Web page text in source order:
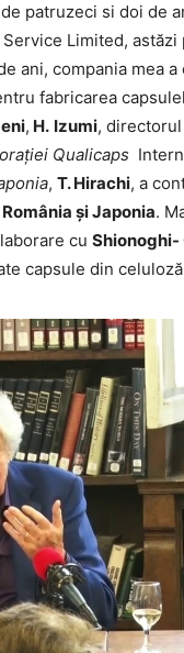
patruzeci si doi de
Limited,
ani, compania mea
fabricarea
, H. Izumi,
Qualicaps
, T. Hirachi, a
și Japonia.
cu Shionoghi-
capsule din